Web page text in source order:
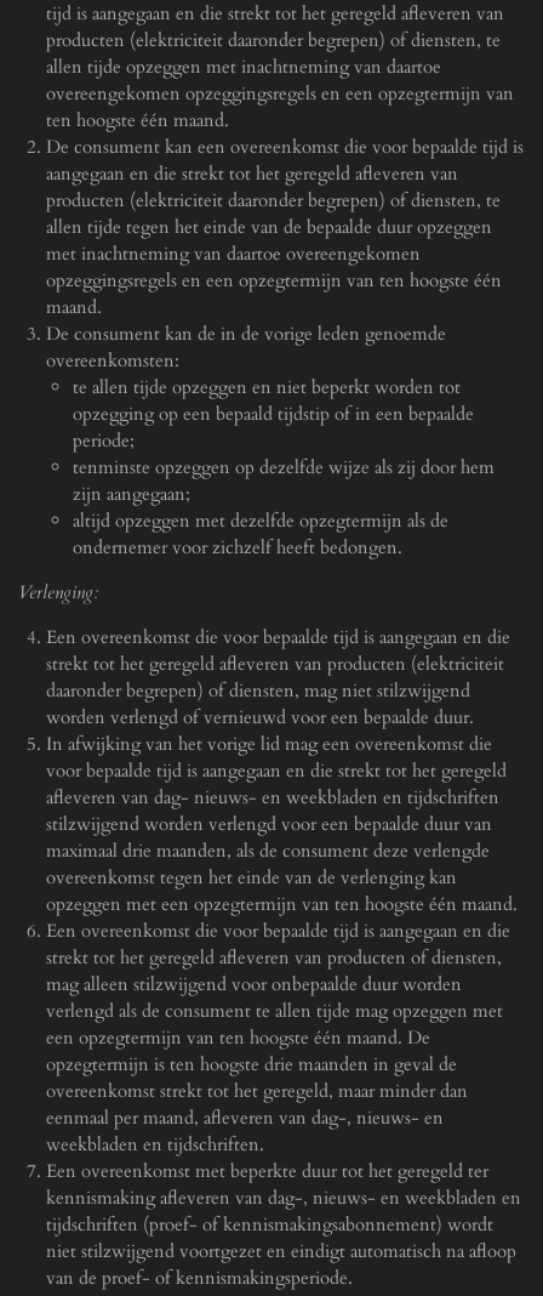
tijd is aangegaan en die strekt tot het geregeld afleveren van
producten (elektriciteit daaronder begrepen) of diensten, te
allen tijde opzeggen met inachtneming van daartoe
overeengekomen opzeggingsregels en een opzegtermijn van
ten hoogste één maand.
De consument kan een overeenkomst die voor bepaalde tijd is
aangegaan en die strekt tot het geregeld afleveren van
producten (elektriciteit daaronder begrepen) of diensten, te
allen tijde tegen het einde van de bepaalde duur opzeggen
met inachtneming van daartoe overeengekomen
opzeggingsregels en een opzegtermijn van ten hoogste één
maand.
De consument kan de in de vorige leden genoemde
overeenkomsten:
te allen tijde opzeggen en niet beperkt worden tot
opzegging op een bepaald tijdstip of in een bepaalde
periode;
tenminste opzeggen op dezelfde wijze als zij door hem
zijn aangegaan;
altijd opzeggen met dezelfde opzegtermijn als de
ondernemer voor zichzelf heeft bedongen.
Verlenging:
Een overeenkomst die voor bepaalde tijd is aangegaan en die
strekt tot het geregeld afleveren van producten (elektriciteit
daaronder begrepen) of diensten, mag niet stilzwijgend
worden verlengd of vernieuwd voor een bepaalde duur.
In afwijking van het vorige lid mag een overeenkomst die
voor bepaalde tijd is aangegaan en die strekt tot het geregeld
afleveren van dag- nieuws- en weekbladen en tijdschriften
stilzwijgend worden verlengd voor een bepaalde duur van
maximaal drie maanden, als de consument deze verlengde
overeenkomst tegen het einde van de verlenging kan
opzeggen met een opzegtermijn van ten hoogste één maand.
Een overeenkomst die voor bepaalde tijd is aangegaan en die
strekt tot het geregeld afleveren van producten of diensten,
mag alleen stilzwijgend voor onbepaalde duur worden
verlengd als de consument te allen tijde mag opzeggen met
een opzegtermijn van ten hoogste één maand. De
opzegtermijn is ten hoogste drie maanden in geval de
overeenkomst strekt tot het geregeld, maar minder dan
eenmaal per maand, afleveren van dag-, nieuws- en
weekbladen en tijdschriften.
Een overeenkomst met beperkte duur tot het geregeld ter
kennismaking afleveren van dag-, nieuws- en weekbladen en
tijdschriften (proef- of kennismakingsabonnement) wordt
niet stilzwijgend voortgezet en eindigt automatisch na afloop
van de proef- of kennismakingsperiode.